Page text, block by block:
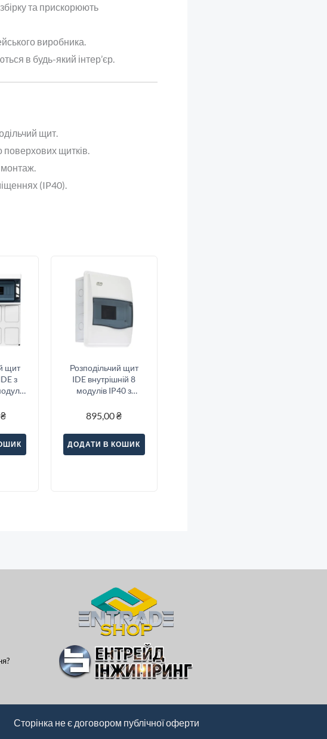
та прискорюють
виробника.
в будь-який інтер’єр.
щит.
поверхових щитків.
монтаж.
(IP40).
щит
з
₴
Розподільчий щит
IDE внутрішній 8
модулів IP40 з
248x210x97 мм
895,00₴
ДОДАТИ В КОШИК
Сторінка не є договором публічної оферти